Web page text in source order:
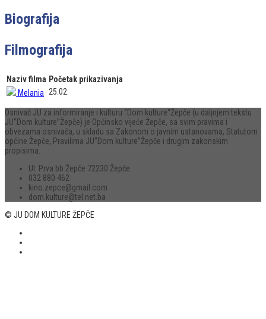
Biografija
Filmografija
Naziv filma Početak prikazivanja
Melania
25.02.
Osnivač JU za informiranje i kulturu “Dom kulture“Žepče (u daljnjem tekstu
JU”Dom kulture”Žepče) je Općinsko vijeće Žepče, sa svim pravima i
obvezama osnivača, u skladu sa Zakonom o javnim ustanovama, Statutom
općine Žepče, Pravilima JU”Dom kulture”Žepče i drugim zakonskim
propisima.
Ul. Prva bb Žepče 72230 Žepče
032 880 462
kino.zepce@gmail.com
dom.kulture@tel.net.ba
© JU DOM KULTURE ŽEPČE